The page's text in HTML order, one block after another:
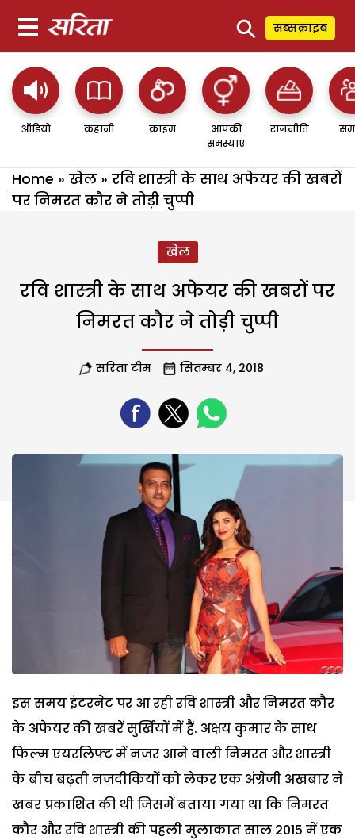
⚲ सब्सक्राइब
ऑडियो कहानी क्राइम
आपकी
समस्याएं
राजनीति
Home » खेल » रवि शास्त्री के साथ अफेयर की खबरों
पर निमरत कौर ने तोड़ी चुप्पी
खेल
रवि शास्त्री के साथ अफेयर की खबरों पर
निमरत कौर ने तोड़ी चुप्पी
सरिता टीम सितम्बर 4, 2018
इस समय इंटरनेट पर आ रही रवि शास्त्री और निमरत कौर
के अफेयर की खबरें सुर्खियों में हैं. अक्षय कुमार के साथ
फिल्म एयरलिफ्ट में नजर आने वाली निमरत और शास्त्री
के बीच बढ़ती नजदीकियों को लेकर एक अंग्रेजी अखबार ने
खबर प्रकाशित की थी जिसमें बताया गया था कि निमरत
कौर और रवि शास्त्री की पहली मुलाकात साल 2015 में एक